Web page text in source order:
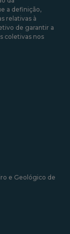
a definição,
relativas à
de garantir a
coletivas nos
e Geológico de